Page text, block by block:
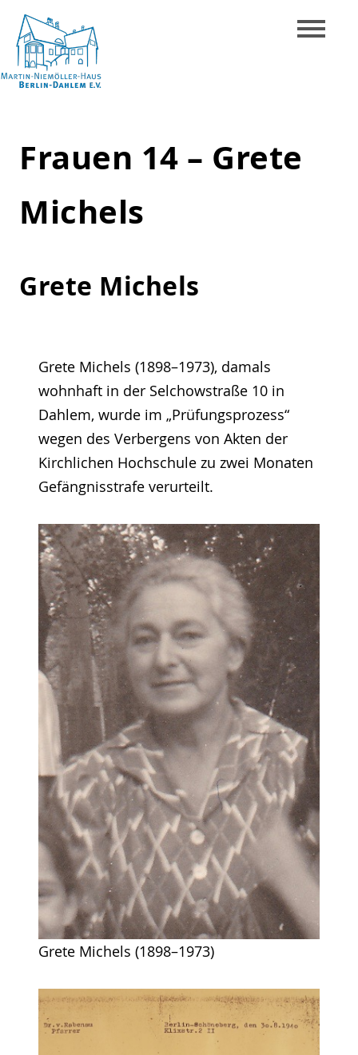
Skip
content
Niemöller-
Haus
Dahlem
Frauen 14 – Grete
Michels
Grete Michels
Grete Michels (1898–1973), damals
wohnhaft in der Selchowstraße 10 in
Dahlem, wurde im „Prüfungsprozess“
wegen des Verbergens von Akten der
Kirchlichen Hochschule zu zwei Monaten
Gefängnisstrafe verurteilt.
Grete Michels (1898–1973)